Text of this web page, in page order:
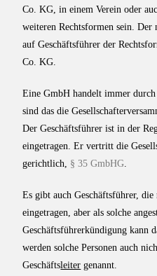
Co. KG, in einem Verein oder
weiteren Rechtsformen sein. Der
auf Geschäftsführer der
Co. KG.
Eine GmbH handelt immer
sind das die
Der Geschäftsführer ist in der
eingetragen. Er vertritt die
gerichtlich, § 35 GmbHG.
Es gibt auch Geschäftsführer,
eingetragen, aber als solche
Geschäftsführerkündigung kann
werden solche Personen auch
Geschäftsleiter genannt.